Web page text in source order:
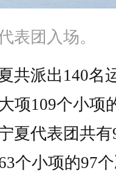
表团入场。
派出140名
项109个小项
夏代表团共有
个小项的97